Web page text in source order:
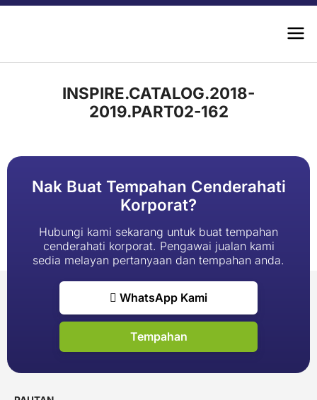
INSPIRE.CATALOG.2018-
2019.PART02-162
Nak Buat Tempahan Cenderahati
Korporat?
Hubungi kami sekarang untuk buat tempahan
cenderahati korporat. Pengawai jualan kami
sedia melayan pertanyaan dan tempahan anda.
WhatsApp Kami
Tempahan